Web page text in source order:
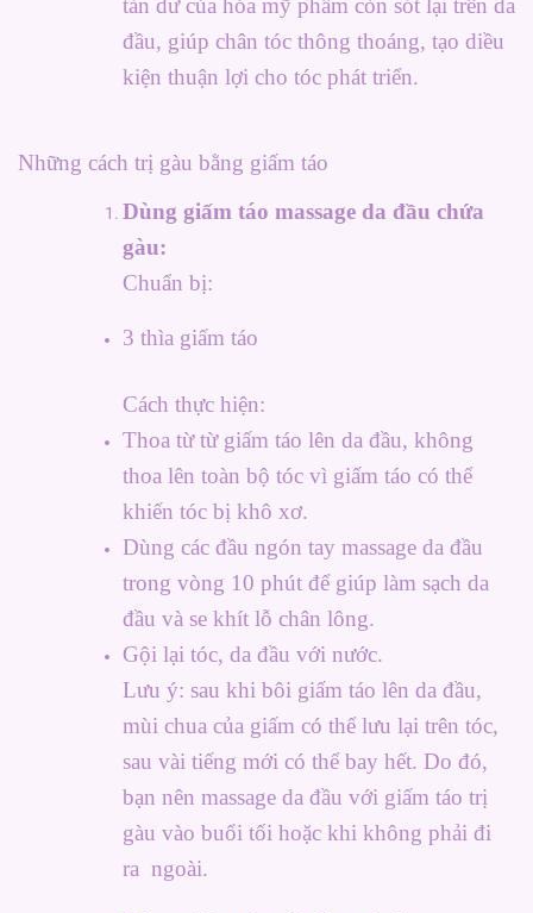
tàn dư của hóa mỹ phẩm còn sót lại trên da
đầu, giúp chân tóc thông thoáng, tạo diều
kiện thuận lợi cho tóc phát triển.
Những cách trị gàu bằng giấm táo
Dùng giấm táo massage da đầu chứa
gàu:
Chuẩn bị:
3 thìa giấm táo
Cách thực hiện:
Thoa từ từ giấm táo lên da đầu, không
thoa lên toàn bộ tóc vì giấm táo có thể
khiến tóc bị khô xơ.
Dùng các đầu ngón tay massage da đầu
trong vòng 10 phút để giúp làm sạch da
đầu và se khít lỗ chân lông.
Gội lại tóc, da đầu với nước.
Lưu ý: sau khi bôi giấm táo lên da đầu,
mùi chua của giấm có thể lưu lại trên tóc,
sau vài tiếng mới có thể bay hết. Do đó,
bạn nên massage da đầu với giấm táo trị
gàu vào buổi tối hoặc khi không phải đi
ra ngoài.